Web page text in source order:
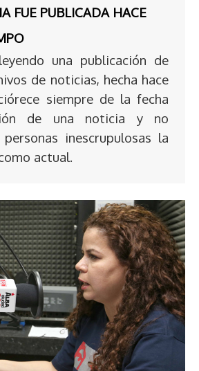
FUE PUBLICADA HACE
una publicación de
de noticias, hecha hace
siempre de la fecha
de una noticia y no
inescrupulosas la
actual.